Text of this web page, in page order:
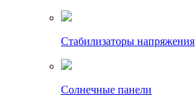
Стабилизаторы напряжения
Солнечные панели